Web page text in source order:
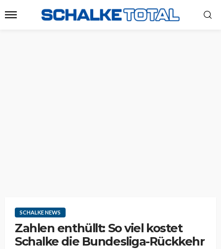
SCHALKE NEWS
Zahlen enthüllt: So viel kostet
Schalke die Bundesliga-Rückkehr